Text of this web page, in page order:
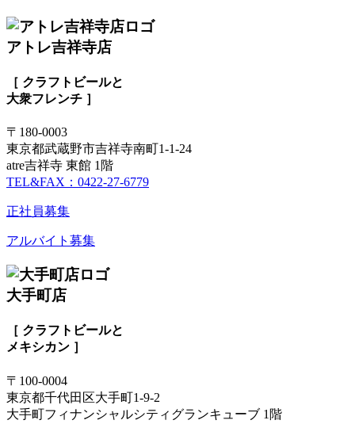
アトレ吉祥寺店
［ クラフトビールと
大衆フレンチ ］
〒180-0003
東京都武蔵野市吉祥寺南町1-1-24
atre吉祥寺 東館 1階
TEL&FAX：0422-27-6779
正社員募集
アルバイト募集
大手町店
［ クラフトビールと
メキシカン ］
〒100-0004
東京都千代田区大手町1-9-2
大手町フィナンシャルシティグランキューブ 1階